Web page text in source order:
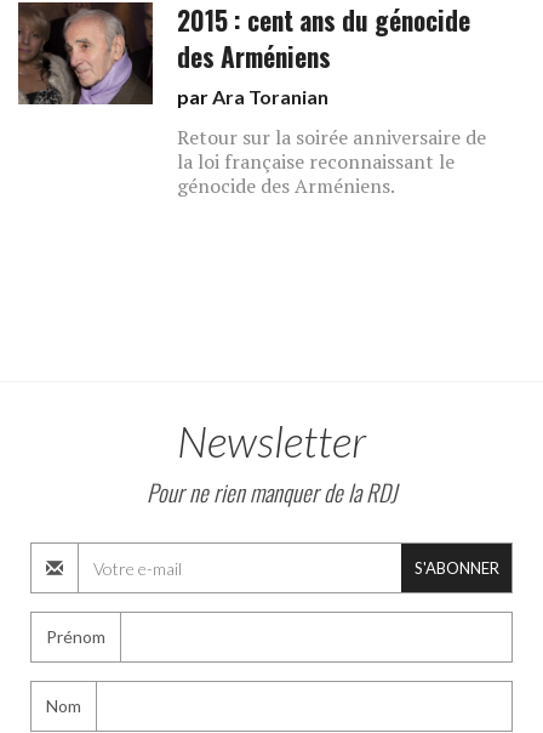
2015 : cent ans du génocide
des Arméniens
parAra Toranian
Retour sur la soirée anniversaire de
la loi française reconnaissant le
génocide des Arméniens.
Newsletter
Pour ne rien manquer de la RDJ
S'ABONNER
Prénom
Nom